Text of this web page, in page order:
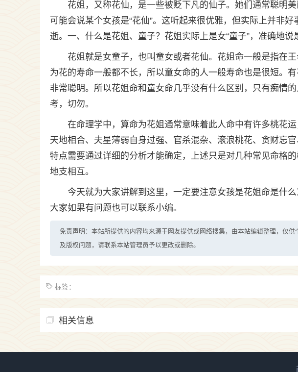
花姐，又称花仙，是一些被贬下凡的仙子。她们通常聪明
可能会说某个女孩是“花仙”。这听起来很优雅，但实际上并非
逝。一、什么是花姐、童子？花姐实际上是女“童子”，准确地说
花姐就是女童子，也叫童女或者花仙。花姐命一般是指在
为花的寿命一般都不长，所以童女命的人一般寿命也是很短。
非常聪明。所以花姐命和童女命几乎没有什么区别，只有痴情
考，切勿。
在命理学中，算命为花姐通常意味着此人命中有许多桃花
天地相合、夫星薄弱自身过强、官杀混杂、滚浪桃花、贪财忘
特点需要通过详细的分析才能确定，上述只是对几种常见命格
地支相互。
今天就为大家讲解到这里，一定要注意女孩是花姐命是什
大家如果有问题也可以联系小编。
免责声明：本站所提供的内容均来源于网友提供或网络搜集，由本站编辑整理，仅
及版权问题，请联系本站管理员予以更改或删除。
标签：
相关信息